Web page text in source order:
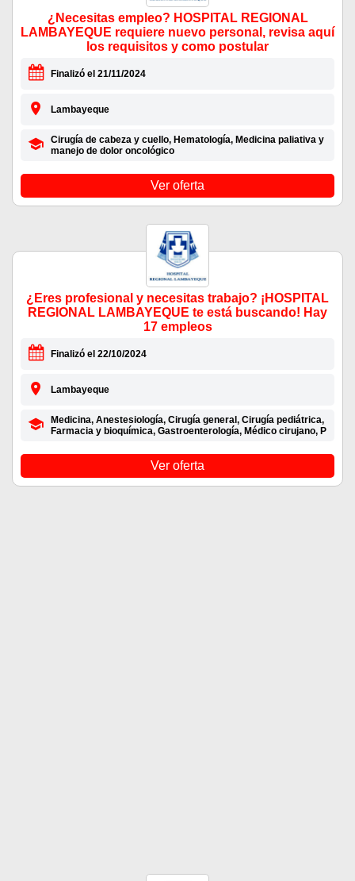
¿Necesitas empleo? HOSPITAL REGIONAL
LAMBAYEQUE requiere nuevo personal, revisa aquí
los requisitos y como postular
Finalizó el 21/11/2024
Lambayeque
Cirugía de cabeza y cuello, Hematología, Medicina paliativa y
manejo de dolor oncológico
Ver oferta
¿Eres profesional y necesitas trabajo? ¡HOSPITAL
REGIONAL LAMBAYEQUE te está buscando! Hay
17 empleos
Finalizó el 22/10/2024
Lambayeque
Medicina, Anestesiología, Cirugía general, Cirugía pediátrica,
Farmacia y bioquímica, Gastroenterología, Médico cirujano, P
Ver oferta